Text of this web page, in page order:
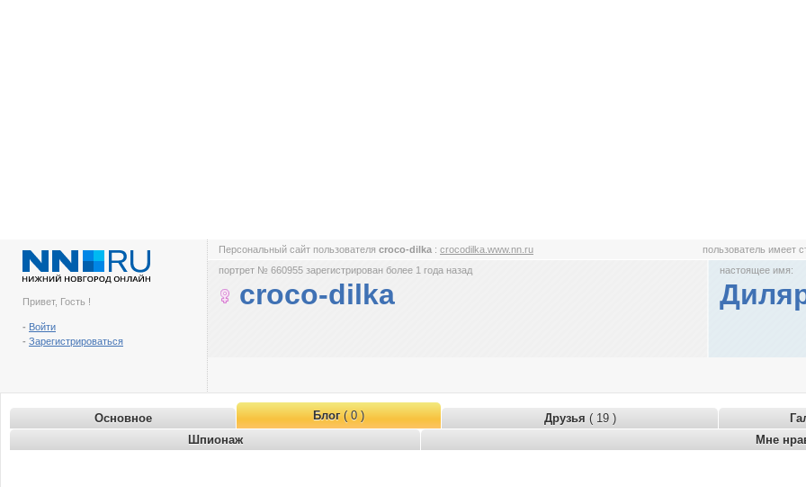
Привет, Гость !
- Войти
- Зарегистрироваться
Персональный сайт пользователя croco-dilka : crocodilka.www.nn.ru пользователь имеет
портрет № 660955 зарегистрирован более 1 года назад
croco-dilka
настоящее имя:
Основное Блог( 0 ) Друзья ( 19 )
Шпионаж
Мне